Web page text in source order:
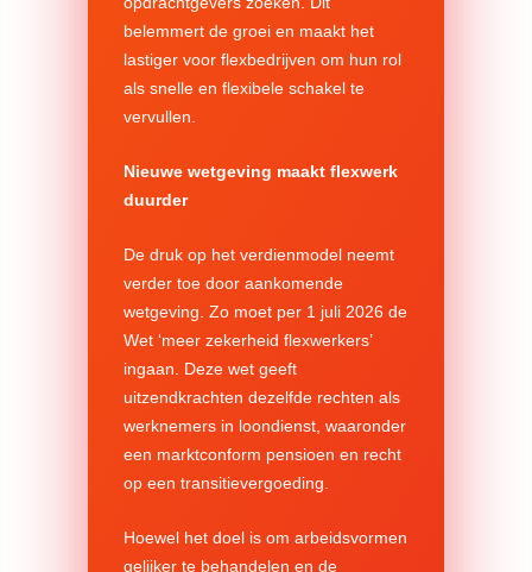
belemmert de groei en maakt het
lastiger voor flexbedrijven om hun rol
als snelle en flexibele schakel te
vervullen.
Nieuwe wetgeving maakt flexwerk
duurder
De druk op het verdienmodel neemt
verder toe door aankomende
wetgeving. Zo moet per 1 juli 2026 de
Wet ‘meer zekerheid flexwerkers’
ingaan. Deze wet geeft
uitzendkrachten dezelfde rechten als
werknemers in loondienst, waaronder
een marktconform pensioen en recht
op een transitievergoeding.
Hoewel het doel is om arbeidsvormen
gelijker te behandelen en de